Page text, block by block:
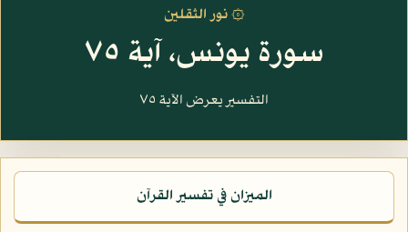
۞ نور الثقلين
سورة يونس، آية ٧٥
التفسير يعرض الآية ٧٥
الميزان في تفسير القرآن